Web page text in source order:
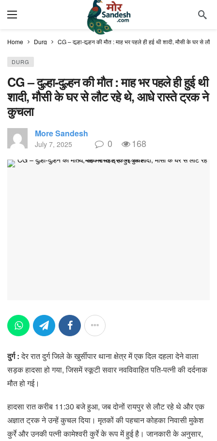
Home Durg CG – दुल्हा-दुल्हन की मौत : माह भर पहले ही हुई थी शादी, मौसी के घर से
DURG
CG – दुल्हा-दुल्हन की मौत : माह भर पहले ही हुई थी
शादी, मौसी के घर से लौट रहे थे, आधे रास्ते ट्रक ने
कुचला
More Sandesh
July 7, 2025 0 168
दुर्ग :देर रात दुर्ग जिले के खुर्सीपार थाना क्षेत्र में एक दिल दहला देने वाला
सड़क हादसा हो गया, जिसमें स्कूटी सवार नवविवाहित पति-पत्नी की दर्दनाक
मौत हो गई।
हादसा रात करीब 11:30 बजे हुआ, जब दोनों रायपुर से लौट रहे थे और एक
अज्ञात ट्रक ने उन्हें कुचल दिया। मृतकों की पहचान कोहका निवासी मुकेश
कुर्रे और उनकी पत्नी कामेश्वरी कुर्रे के रूप में हुई है। जानकारी के अनुसार,